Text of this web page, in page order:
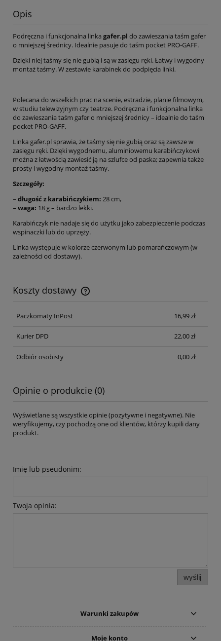
Opis
Podręczna i funkcjonalna linka gafer.pl do zawieszania taśm gafer
o mniejszej średnicy. Idealnie pasuje do taśm pocket PRO-GAFF.
Dzięki niej taśmy się nie gubią i są w zasięgu ręki. Łatwy i wygodny
montaż taśmy. W zestawie karabinek do podpięcia linki.
Polecana do wszelkich prac na scenie, estradzie, planie filmowym,
w studiu telewizyjnym czy teatrze. Podręczna i funkcjonalna linka
do zawieszania taśm gafer o mniejszej średnicy – idealnie do taśm
pocket PRO-GAFF.
Linka gafer.pl sprawia, że taśmy się nie gubią oraz są zawsze w
zasięgu ręki. Dzięki wygodnemu, aluminiowemu karabińczykowi
można z łatwością zawiesić ją na szlufce od paska; zapewnia także
prosty i wygodny montaż taśmy.
Szczegóły:
– długość z karabińczykiem: 28 cm,
– waga: 18 g – bardzo lekki.
Karabińczyk nie nadaje się do użytku jako zabezpieczenie podczas
wspinaczki lub do uprzęży.
Linka występuje w kolorze czerwonym lub pomarańczowym (w
zależności od dostawy).
Koszty dostawy
Paczkomaty InPost 16,99 zł
Kurier DPD 22,00 zł
Odbiór osobisty 0,00 zł
Opinie o produkcie (0)
Wyświetlane są wszystkie opinie (pozytywne i negatywne). Nie
weryfikujemy, czy pochodzą one od klientów, którzy kupili dany
produkt.
Imię lub pseudonim:
Twoja opinia:
wyślij
Warunki zakupów
Moje konto